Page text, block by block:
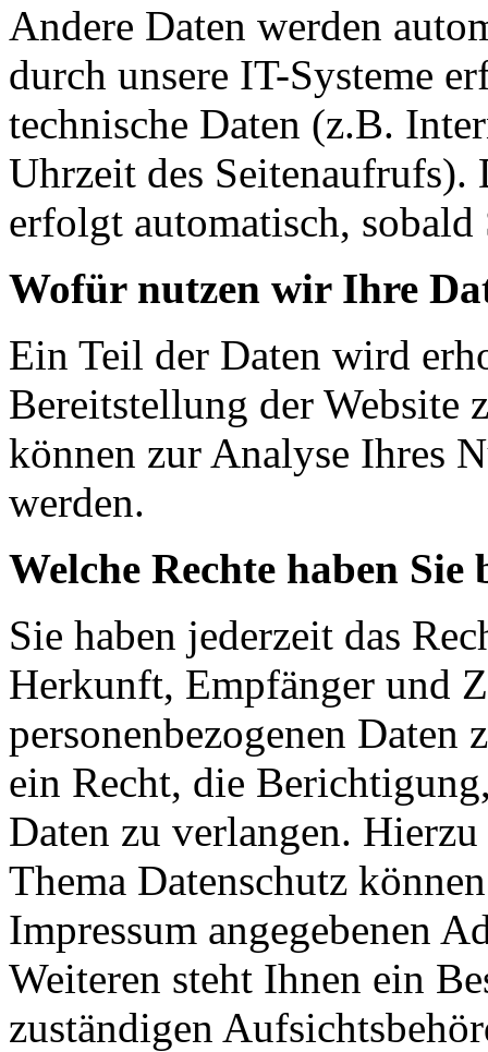
Andere Daten werden
durch unsere IT-Systeme
technische Daten (z.B.
Uhrzeit des Seitenaufrufs).
erfolgt automatisch, sobald
Wofür nutzen wir Ihre
Ein Teil der Daten wird
Bereitstellung der Website
können zur Analyse Ihres
werden.
Welche Rechte haben
Sie haben jederzeit das
Herkunft, Empfänger und
personenbezogenen Daten
ein Recht, die
Daten zu verlangen.
Thema Datenschutz
Impressum angegebenen
Weiteren steht Ihnen ein
zuständigen